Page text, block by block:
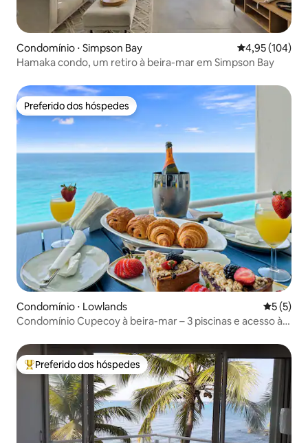
Condomínio ⋅ Simpson Bay 4,95 de uma
4,95 (104)
Hamaka condo, um retiro à beira-mar em Simpson Bay
Preferido dos hóspedes
Preferido dos hóspedes
Condomínio ⋅ Lowlands 5 de
5 (5)
Condomínio Cupecoy à beira-mar – 3 piscinas e acesso à
Entre os melhores preferidos dos hóspedes
Preferido dos hóspedes